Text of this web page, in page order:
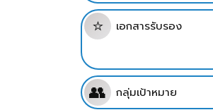
⭐ เอกสารรับรอง
👥 กลุ่มเป้าหมาย